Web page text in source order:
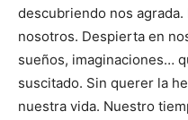
descu­briendo nos
nosotr­os. Despierta en
sueños, imagina­ciones…
sus­citado. Sin que­rer la
nuestra vida. Nues­tro